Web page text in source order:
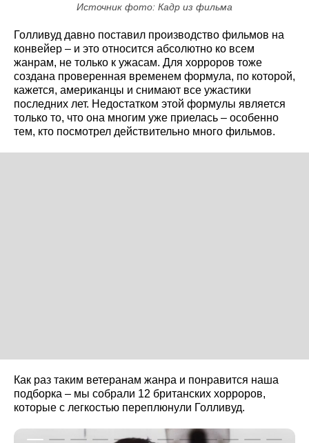
Источник фото: Кадр из фильма
Голливуд давно поставил производство фильмов на
конвейер – и это относится абсолютно ко всем
жанрам, не только к ужасам. Для хорроров тоже
создана проверенная временем формула, по которой,
кажется, американцы и снимают все ужастики
последних лет. Недостатком этой формулы является
только то, что она многим уже приелась – особенно
тем, кто посмотрел действительно много фильмов.
Как раз таким ветеранам жанра и понравится наша
подборка – мы собрали 12 британских хорроров,
которые с легкостью переплюнули Голливуд.